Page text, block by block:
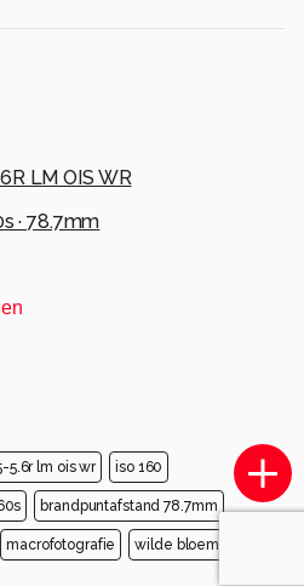
LM OIS WR
·78.7mm
5.6r lm ois wr iso 160
brandpuntafstand 78.7mm
macrofotografie wilde bloem